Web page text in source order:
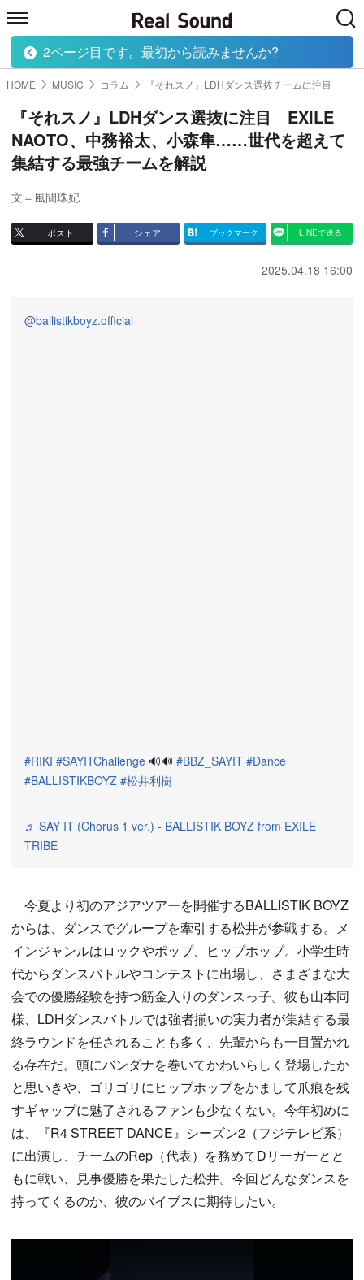
HOME MUSIC MOVIE TECH
HOME MUSIC コラム 『それスノ』LDHダンス選抜チームに注目
『それスノ』LDHダンス選抜に注目 EXILE
NAOTO、中務裕太、小森隼……世代を超えて
集結する最強チームを解説
文＝風間珠妃
ポスト シェア ブックマーク LINEで送る
2025.04.18 16:00
@ballistikboyz.official
#RIKI #SAYITChallenge 🔊🔊 #BBZ_SAYIT #Dance
#BALLISTIKBOYZ #松井利樹
♬ SAY IT (Chorus 1 ver.) - BALLISTIK BOYZ from EXILE
TRIBE
今夏より初のアジアツアーを開催するBALLISTIK BOYZ
からは、ダンスでグループを牽引する松井が参戦する。メ
インジャンルはロックやポップ、ヒップホップ。小学生時
代からダンスバトルやコンテストに出場し、さまざまな大
会での優勝経験を持つ筋金入りのダンスっ子。彼も山本同
様、LDHダンスバトルでは強者揃いの実力者が集結する最
終ラウンドを任されることも多く、先輩からも一目置かれ
る存在だ。頭にバンダナを巻いてかわいらしく登場したか
と思いきや、ゴリゴリにヒップホップをかまして爪痕を残
すギャップに魅了されるファンも少なくない。今年初めに
は、『R4 STREET DANCE』シーズン2（フジテレビ系）
に出演し、チームのRep（代表）を務めてDリーガーとと
もに戦い、見事優勝を果たした松井。今回どんなダンスを
持ってくるのか、彼のバイブスに期待したい。
2ページ目です。最初から読みませんか?